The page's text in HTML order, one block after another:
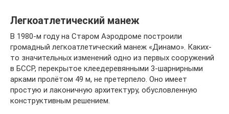
Легкоатлетический манеж
В 1980-м году на Старом Аэродроме построили
громадный легкоатлетический манеж «Динамо». Каких-
то значительных изменений одно из первых сооружений
в БССР, перекрытое клеедеревянными 3-шарнирными
арками пролётом 49 м, не претер­пело. Оно имеет
простую и лаконичную архитек­туру, обусловленную
конструктивным решением.